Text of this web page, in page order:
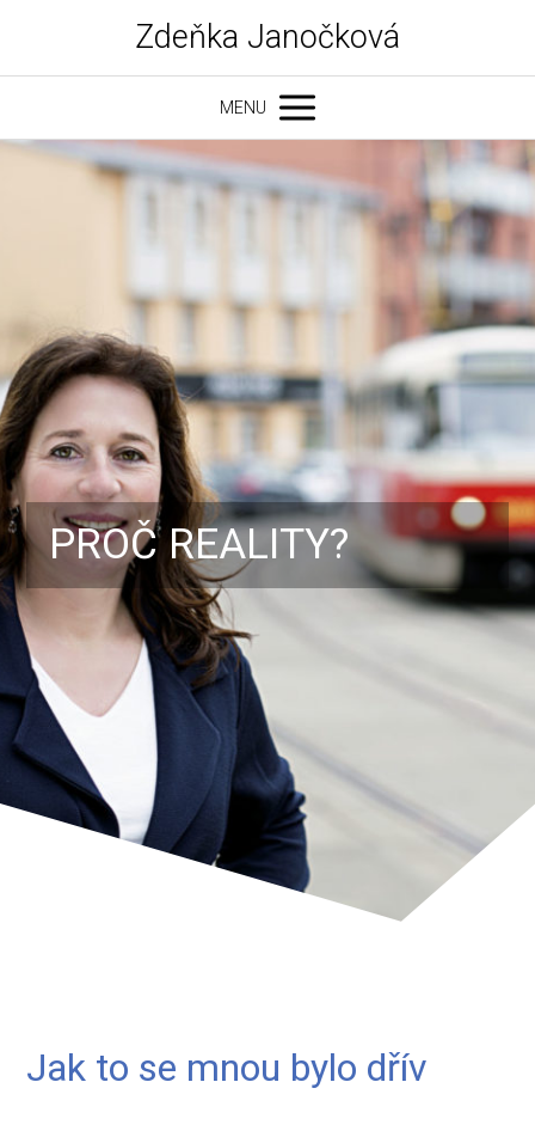
Zdeňka Janočková
MENU
PROČ REALITY?
Jak to se mnou bylo dřív